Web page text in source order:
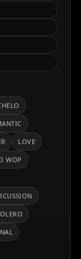
en el
nostálgica y
LOVE
WOP